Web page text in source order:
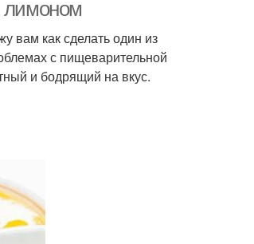
лимоном
вам как сделать один из
с пищеварительной
и бодрящий на вкус.